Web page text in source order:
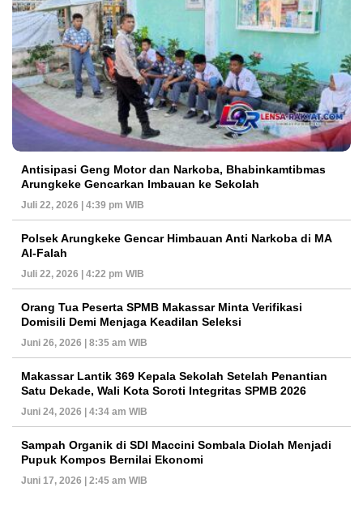
Antisipasi Geng Motor dan Narkoba, Bhabinkamtibmas
Arungkeke Gencarkan Imbauan ke Sekolah
Juli 22, 2026 | 4:39 pm WIB
Polsek Arungkeke Gencar Himbauan Anti Narkoba di MA
Al-Falah
Juli 22, 2026 | 4:22 pm WIB
Orang Tua Peserta SPMB Makassar Minta Verifikasi
Domisili Demi Menjaga Keadilan Seleksi
Juni 26, 2026 | 8:35 am WIB
Makassar Lantik 369 Kepala Sekolah Setelah Penantian
Satu Dekade, Wali Kota Soroti Integritas SPMB 2026
Juni 24, 2026 | 4:34 am WIB
Sampah Organik di SDI Maccini Sombala Diolah Menjadi
Pupuk Kompos Bernilai Ekonomi
Juni 17, 2026 | 2:45 am WIB